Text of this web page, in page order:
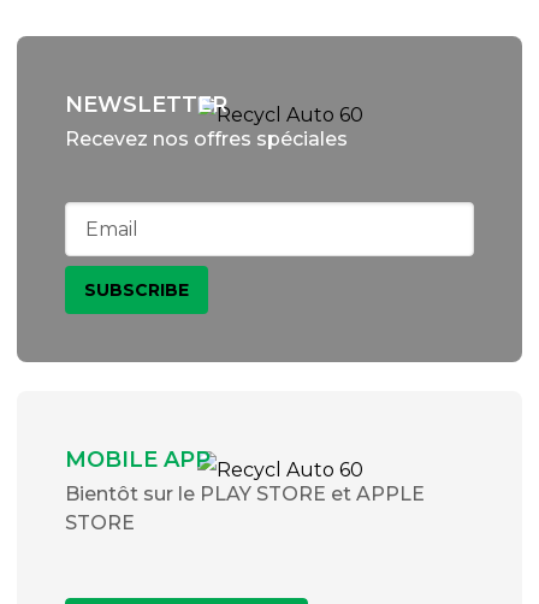
NEWSLETTER
Recevez nos offres spéciales
MOBILE APP
Bientôt sur le PLAY STORE et APPLE
STORE